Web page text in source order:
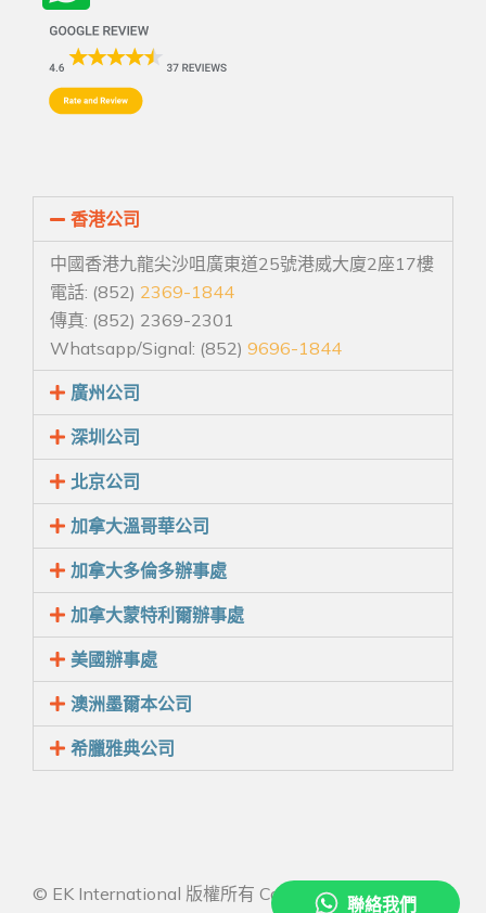
香港公司
中國香港九龍尖沙咀廣東道25號港威大廈2座17樓
電話: (852) 2369-1844
傳真: (852) 2369-2301
Whatsapp/Signal: (852) 9696-1844
廣州公司
深圳公司
北京公司
加拿大溫哥華公司
加拿大多倫多辦事處
加拿大蒙特利爾辦事處
美國辦事處
澳洲墨爾本公司
希臘雅典公司
© EK International 版權所有 Copyright 2026 All